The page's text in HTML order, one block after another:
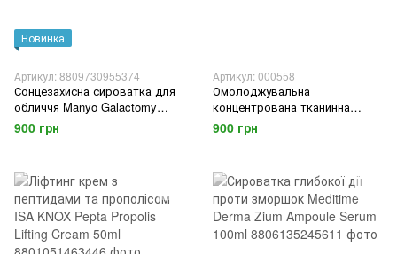
Новинка
Артикул: 8809730955374
Сонцезахисна сироватка для
обличчя Manyo Galactomy
Moisture Sun Serum SPF50+
PA++++, 50 мл
900 грн
Артикул: 000558
Омолоджувальна
концентрована тканинна
маска Rejuran Turnover Mask
900 грн